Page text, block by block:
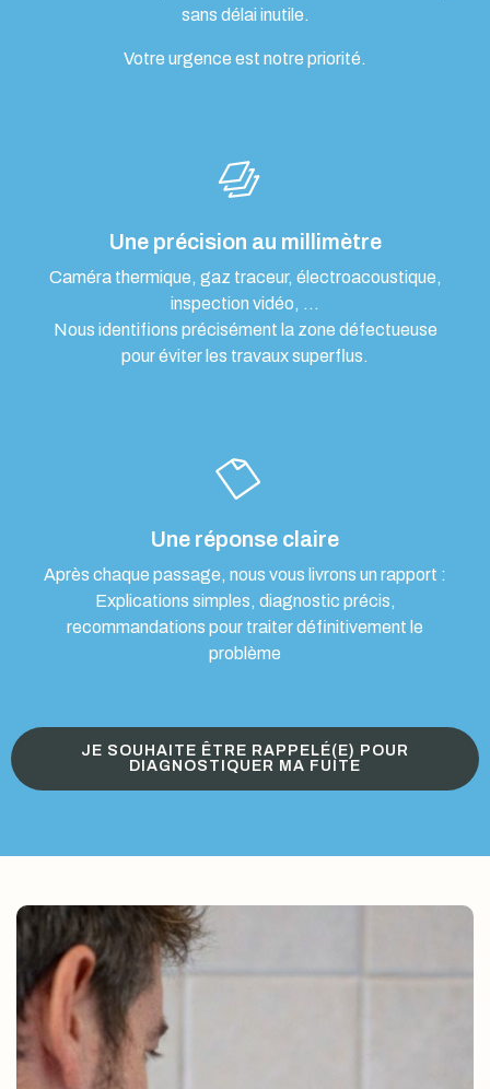
sans délai inutile.
Votre urgence est notre priorité.
Une précision au millimètre
Caméra thermique, gaz traceur, électroacoustique,
inspection vidéo, …
Nous identifions précisément la zone défectueuse
pour éviter les travaux superflus.
Une réponse claire
Après chaque passage, nous vous livrons un rapport :
Explications simples, diagnostic précis,
recommandations pour traiter définitivement le
problème
JE SOUHAITE ÊTRE RAPPELÉ(E) POUR
DIAGNOSTIQUER MA FUITE